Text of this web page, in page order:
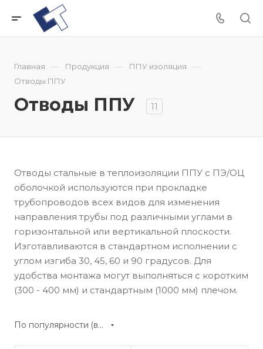
Главная — Продукция — ППУ изоляция —
Отводы ППУ
Отводы ППУ 11
Отводы стальные в теплоизоляции ППУ с ПЭ/ОЦ
оболочкой используются при прокладке
трубопроводов всех видов для изменения
направления трубы под различными углами в
горизонтальной или вертикальной плоскости.
Изготавливаются в стандартном исполнении с
углом изгиба 30, 45, 60 и 90 градусов. Для
удобства монтажа могут выполняться с коротким
(300 - 400 мм) и стандартным (1000 мм) плечом.
По популярности (возрастание)